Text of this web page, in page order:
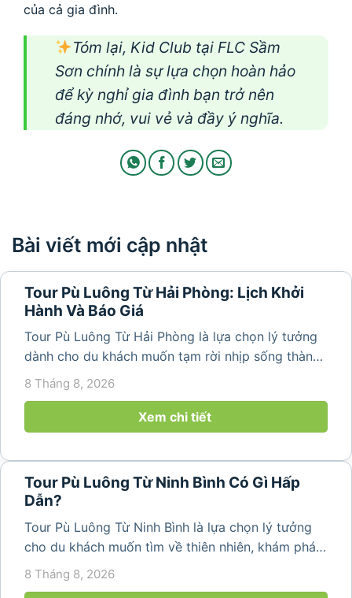
của cả gia đình.
Tóm lại, Kid Club tại FLC Sầm
Sơn chính là sự lựa chọn hoàn hảo
để kỳ nghỉ gia đình bạn trở nên
đáng nhớ, vui vẻ và đầy ý nghĩa.
Bài viết mới cập nhật
Tour Pù Luông Từ Hải Phòng: Lịch Khởi
Hành Và Báo Giá
Tour Pù Luông Từ Hải Phòng là lựa chọn lý tưởng
dành cho du khách muốn tạm rời nhịp sống thành
phố để tìm về không gian núi rừng trong lành,
thang đặc trưng. Từ...
8 Tháng 8, 2026
Xem chi tiết
Tour Pù Luông Từ Ninh Bình Có Gì Hấp
Dẫn?
Tour Pù Luông Từ Ninh Bình là lựa chọn lý tưởng
cho du khách muốn tìm về thiên nhiên, khám phá
bản làng và tận hưởng không gian nghỉ dưỡng yên
bình. Với lịch trình 2N1Đ hoặc 3N2Đ, hành trình có
8 Tháng 8, 2026